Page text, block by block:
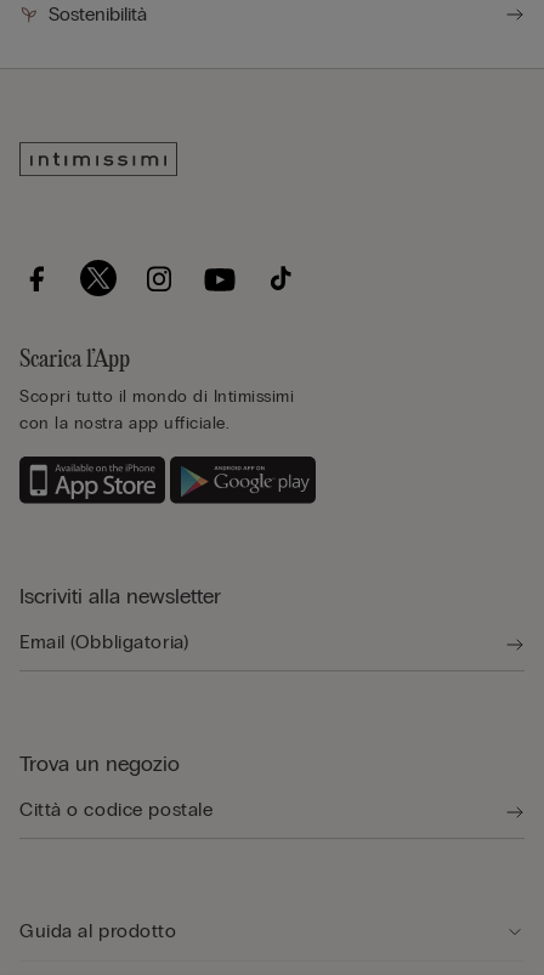
Sostenibilità
Scarica l’App
Scopri tutto il mondo di Intimissimi
con la nostra app ufficiale.
Iscriviti alla newsletter
Trova un negozio
Guida al prodotto